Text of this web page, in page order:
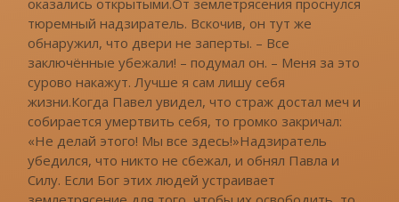
тюремный надзиратель. Вскочив, он тут же
обнаружил, что двери не заперты. – Все
заключённые убежали! – подумал он. – Меня за это
сурово накажут. Лучше я сам лишу себя
жизни.Когда Павел увидел, что страж достал меч и
собирается умертвить себя, то громко закричал:
«Не делай этого! Мы все здесь!»Надзиратель
убедился, что никто не сбежал, и обнял Павла и
Силу. Если Бог этих людей устраивает